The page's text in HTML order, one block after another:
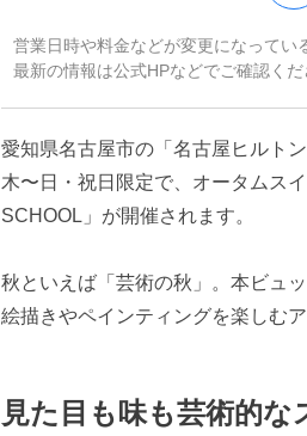
営業日時や料金などが変更になってい
最新の情報は公式HPなどでご確認く
愛知県名古屋市の「名古屋ヒルト
木〜日・祝日限定で、オータムス
SCHOOL」が開催されます。
秋といえば「芸術の秋」。本ビュ
絵描きやペインティングを楽しむ
見た目も味も芸術的な